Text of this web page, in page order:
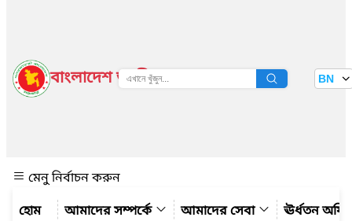
বাংলাদেশ জাতীয় তথ্য বাতায়ন BN
মেনু নির্বাচন করুন
আমাদের সম্পর্কে
আমাদের সেবা ঊর্ধতন